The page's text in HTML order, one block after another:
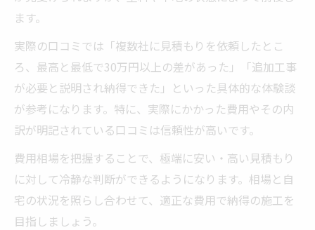
ます。
実際の口コミでは「複数社に見積もりを依頼したとこ
ろ、最高と最低で30万円以上の差があった」「追加工事
が必要と説明され納得できた」といった具体的な体験談
が参考になります。特に、実際にかかった費用やその内
訳が明記されている口コミは信頼性が高いです。
費用相場を把握することで、極端に安い・高い見積もり
に対して冷静な判断ができるようになります。相場と自
宅の状況を照らし合わせて、適正な費用で納得の施工を
目指しましょう。